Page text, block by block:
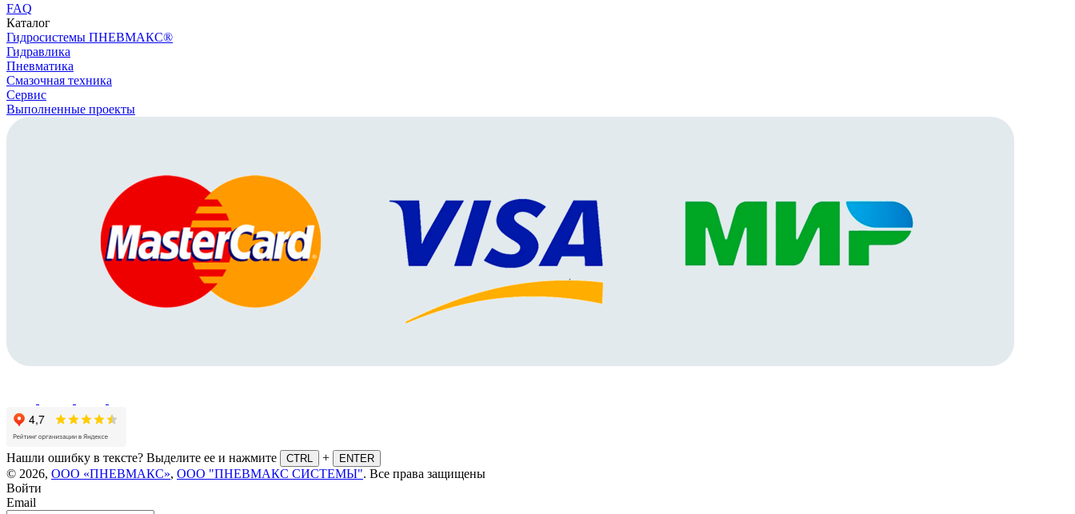
FAQ
Каталог
Гидросистемы ПНЕВМАКС®
Гидравлика
Пневматика
Смазочная техника
Сервис
Выполненные проекты
Нашли ошибку в тексте? Выделите ее и нажмите CTRL + ENTER
© 2026, ООО «ПНЕВМАКС», ООО "ПНЕВМАКС СИСТЕМЫ". Все права защищены
Войти
Email